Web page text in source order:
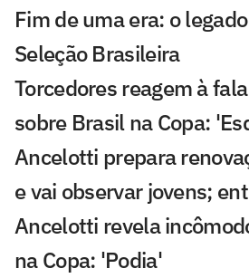
Fim de uma era: o
Seleção Brasileira
Torcedores reagem à
sobre Brasil na Copa:
Ancelotti prepara
e vai observar jovens;
Ancelotti revela
na Copa: 'Podia'